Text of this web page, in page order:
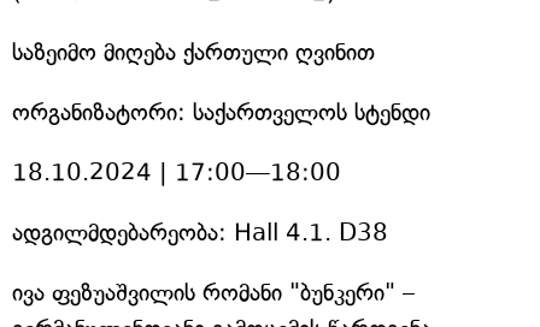
საზეიმო მიღება ქართული ღვინით
ორგანიზატორი: საქართველოს სტენდი
18.10.2024 | 17:00—18:00
ადგილმდებარეობა: Hall 4.1. D38
ივა ფეზუაშვილის რომანი "ბუნკერი" –